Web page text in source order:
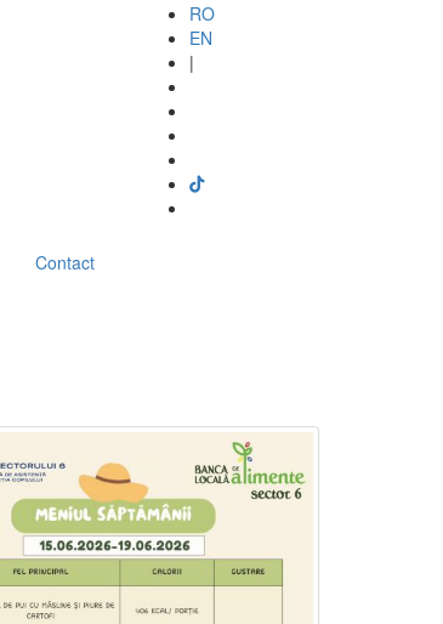
RO
EN
|
Contact